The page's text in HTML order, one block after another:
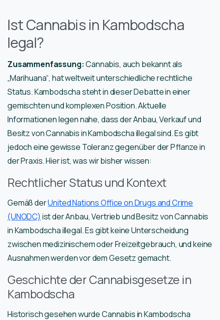
Ist Cannabis in Kambodscha
legal?
Zusammenfassung:Cannabis, auch bekannt als
„Marihuana“, hat weltweit unterschiedliche rechtliche
Status. Kambodscha steht in dieser Debatte in einer
gemischten und komplexen Position. Aktuelle
Informationen legen nahe, dass der Anbau, Verkauf und
Besitz von Cannabis in Kambodscha illegal sind. Es gibt
jedoch eine gewisse Toleranz gegenüber der Pflanze in
der Praxis. Hier ist, was wir bisher wissen:
Rechtlicher Status und Kontext
Gemäß derUnited Nations Office on Drugs and Crime
(UNODC) ist der Anbau, Vertrieb und Besitz von Cannabis
in Kambodscha illegal. Es gibt keine Unterscheidung
zwischen medizinischem oder Freizeitgebrauch, und keine
Ausnahmen werden vor dem Gesetz gemacht.
Geschichte der Cannabisgesetze in
Kambodscha
Historisch gesehen wurde Cannabis in Kambodscha